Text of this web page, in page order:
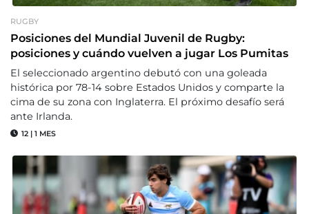
RUGBY
Posiciones del Mundial Juvenil de Rugby:
posiciones y cuándo vuelven a jugar Los Pumitas
El seleccionado argentino debutó con una goleada
histórica por 78-14 sobre Estados Unidos y comparte la
cima de su zona con Inglaterra. El próximo desafío será
ante Irlanda.
12 | 1 MES